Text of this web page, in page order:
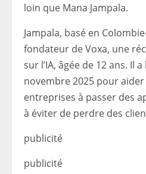
loin que Mana Jampala.
Jampala, basé en
fondateur de Voxa, une
sur l’IA, âgée de 12 ans. Il
novembre 2025 pour
entreprises à passer des
à éviter de perdre des
publicité
publicité